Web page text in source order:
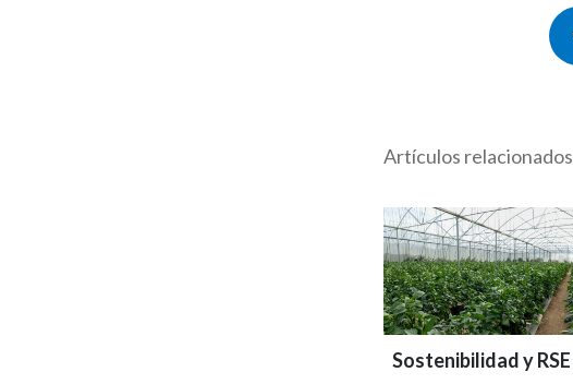
Artículos relacionados
Sostenibilidad y RSE